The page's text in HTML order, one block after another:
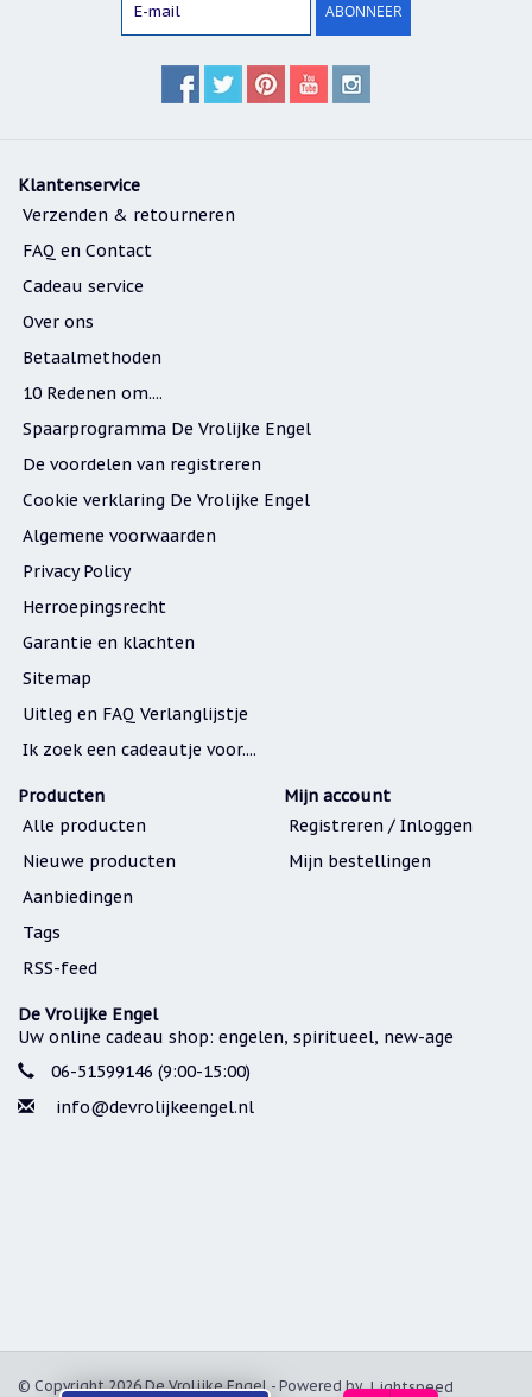
ABONNEER
Klantenservice
Verzenden & retourneren
FAQ en Contact
Cadeau service
Over ons
Betaalmethoden
10 Redenen om....
Spaarprogramma De Vrolijke Engel
De voordelen van registreren
Cookie verklaring De Vrolijke Engel
Algemene voorwaarden
Privacy Policy
Herroepingsrecht
Garantie en klachten
Sitemap
Uitleg en FAQ Verlanglijstje
Ik zoek een cadeautje voor....
Producten
Alle producten
Nieuwe producten
Aanbiedingen
Tags
RSS-feed
Mijn account
Registreren / Inloggen
Mijn bestellingen
De Vrolijke Engel
Uw online cadeau shop: engelen, spiritueel, new-age
06-51599146 (9:00-15:00)
info@devrolijkeengel.nl
© Copyright 2026 De Vrolijke Engel - Powered by Lightspeed